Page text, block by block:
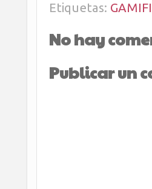
Etiquetas:
No hay
Publicar un